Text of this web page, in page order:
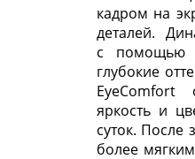
кадром на
деталей.
с помощью
глубокие
EyeComfort
яркость и
суток. После
более